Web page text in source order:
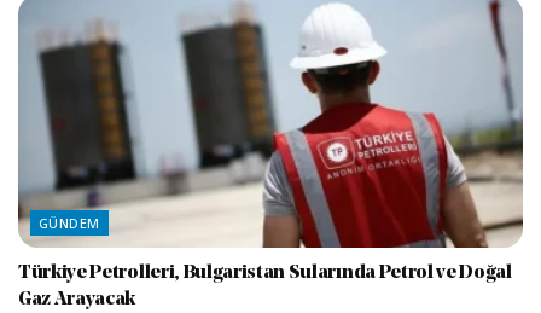
GÜNDEM
Türkiye Petrolleri, Bulgaristan Sularında Petrol ve Doğal
Gaz Arayacak